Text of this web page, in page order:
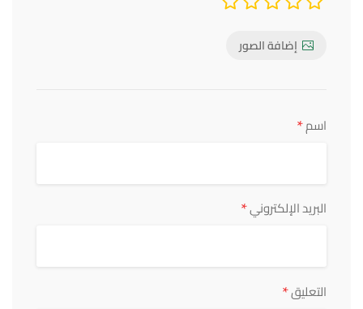
إضافة الصور
اسم*
البريد الإلكتروني*
التعليق*